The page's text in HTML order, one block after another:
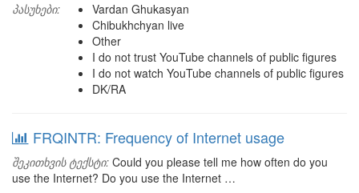
პასუხები:
Vardan Ghukasyan
Chibukhchyan live
Other
I do not trust YouTube channels of public figures
I do not watch YouTube channels of public figures
DK/RA
FRQINTR: Frequency of Internet usage
შეკითხვის ტექსტი: Could you please tell me how often do you
use the Internet? Do you use the Internet …